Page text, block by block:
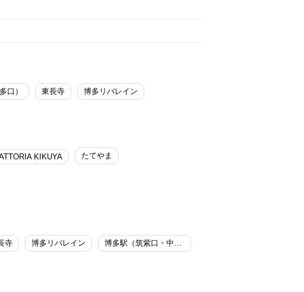
口） 東長寺 博多リバレイン
KIKUYA たてやま
寺 博多リバレイン 博多駅（筑紫口・中央街）